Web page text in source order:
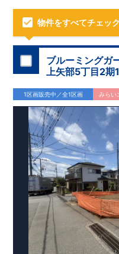
物件をすべてチェック
ブルーミングガ
上矢部5丁目2期
1区画販売中／全1区画 みらい